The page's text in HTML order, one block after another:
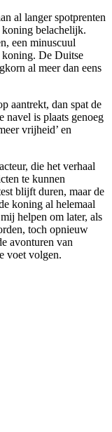
al langer spotprenten
koning belachelijk.
een minuscuul
De Duitse
al meer dan eens
aantrekt, dan spat de
navel is plaats genoeg
vrijheid’ en
die het verhaal
te kunnen
blijft duren, maar de
koning al helemaal
helpen om later, als
toch opnieuw
avonturen van
voet volgen.